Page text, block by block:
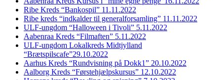
Ribe Kreds “Bankospil” 11.11.2022
Ribe kreds “indkalder til generalforsamling” 11.11.2022
ULF-ungdom “Halloween i Tivoli” 5.11.2022
Aabenraa Kreds “Filmaften” 5.11.2022
ULF-ungdom Lokalkreds Midtjylland
“Brætspilscafe”29.10.2022
Aarhus Kreds “Rundvisning på Dokk1” 20.10.2022
Aalborg Kreds “Førstehjælpskursus” 12.10.2022